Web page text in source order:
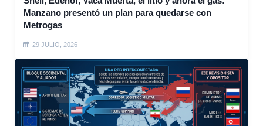
Manzano presentó un plan para quedarse con
Metrogas
29 JULIO, 2026